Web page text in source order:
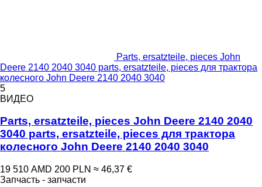
Parts, ersatzteile, pieces John
Deere 2140 2040 3040 parts, ersatzteile, pieces для трактора
колесного John Deere 2140 2040 3040
5
ВИДЕО
Parts, ersatzteile, pieces John Deere 2140 2040
3040 parts, ersatzteile, pieces для трактора
колесного John Deere 2140 2040 3040
19 510 AMD 200 PLN ≈ 46,37 €
Запчасть - запчасти